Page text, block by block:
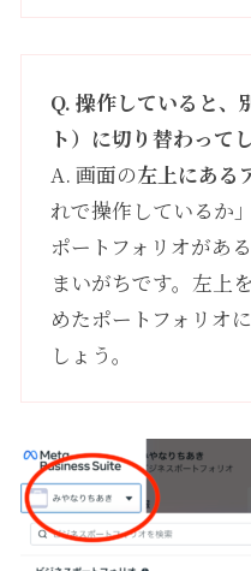
Q. 操作していると、
ト）に切り替わって
A. 画面の左上にある
れで操作しているか
ポートフォリオがあ
まいがちです。左上
めたポートフォリオ
しょう。